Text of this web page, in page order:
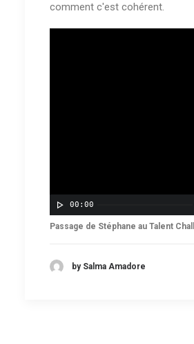
comment c'est cohérent.
00:00
Passage de Stéphane au Talent
by Salma Amadore